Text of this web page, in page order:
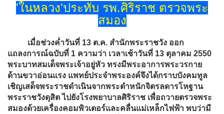
'ในหลวง'ประทับ รพ.ศิริราช ตรวจพระ
สมอง
เมื่อช่วงค่ำวันที่ 13 ต.ค. สำนักพระราชวัง ออก
แถลงการณ์ฉบับที่ 1 ความว่า เวลาเช้าวันที่ 13 ตุลาคม 2550
พระบาทสมเด็จพระเจ้าอยู่หัว ทรงมีพระอาการพระวรกาย
ด้านขวาอ่อนแรง แพทย์ประจำพระองค์จึงได้กราบบังคมทูล
เชิญเสด็จพระราชดำเนินจากพระตำหนักจิตรลดารโหฐาน
พระราชวังดุสิต ไปยังโรงพยาบาลศิริราช เพื่อถวายตรวจพระ
สมองด้วยเครื่องคอมพิวเตอร์และคลื่นแม่เหล็กไฟฟ้า พบว่ามี